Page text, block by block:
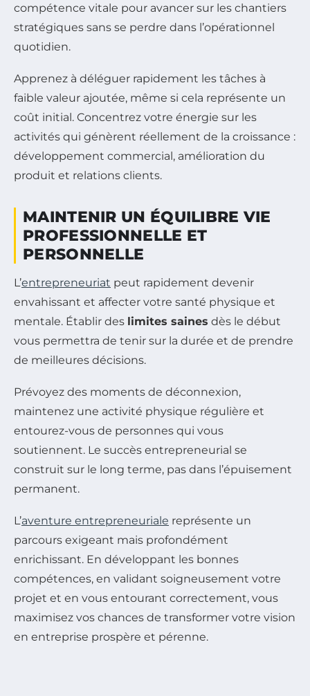
compétence vitale pour avancer sur les chantiers
stratégiques sans se perdre dans l’opérationnel
quotidien.
Apprenez à déléguer rapidement les tâches à
faible valeur ajoutée, même si cela représente un
coût initial. Concentrez votre énergie sur les
activités qui génèrent réellement de la croissance :
développement commercial, amélioration du
produit et relations clients.
MAINTENIR UN ÉQUILIBRE VIE
PROFESSIONNELLE ET
PERSONNELLE
L’entrepreneuriat peut rapidement devenir
envahissant et affecter votre santé physique et
mentale. Établir des limites saines dès le début
vous permettra de tenir sur la durée et de prendre
de meilleures décisions.
Prévoyez des moments de déconnexion,
maintenez une activité physique régulière et
entourez-vous de personnes qui vous
soutiennent. Le succès entrepreneurial se
construit sur le long terme, pas dans l’épuisement
permanent.
L’aventure entrepreneuriale représente un
parcours exigeant mais profondément
enrichissant. En développant les bonnes
compétences, en validant soigneusement votre
projet et en vous entourant correctement, vous
maximisez vos chances de transformer votre vision
en entreprise prospère et pérenne.